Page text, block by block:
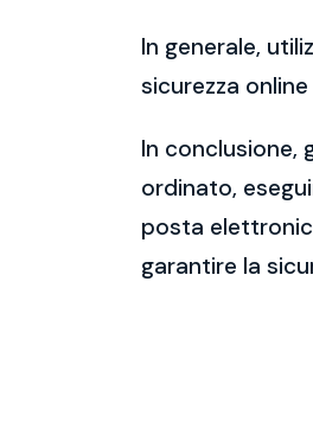
In generale,
sicurezza
In conclusione,
ordinato,
posta
garantire la